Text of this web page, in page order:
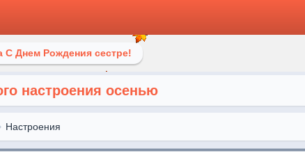
С Днем Рождения сестре!
настроения осенью
Настроения